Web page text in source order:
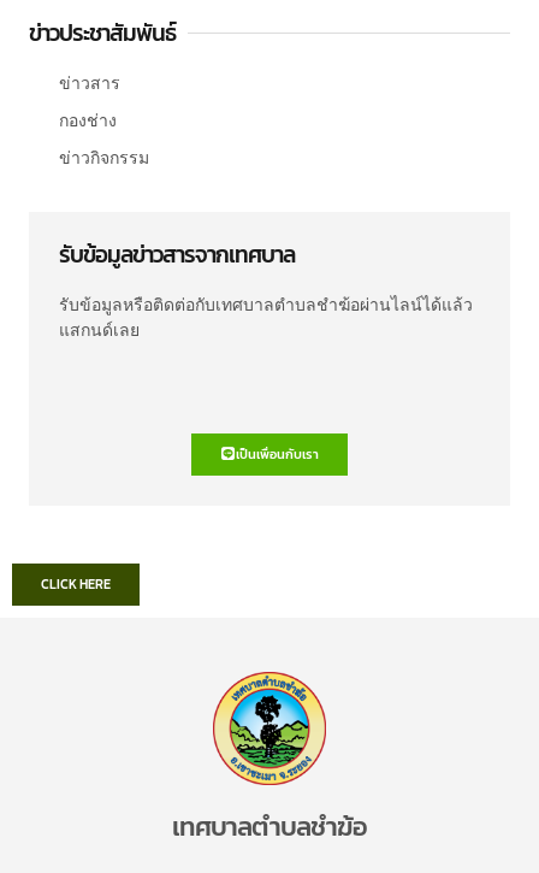
ข่าวประชาสัมพันธ์
ข่าวสาร
กองช่าง
ข่าวกิจกรรม
รับข้อมูลข่าวสารจากเทศบาล
รับข้อมูลหรือติดต่อกับเทศบาลตำบลชำฆ้อผ่านไลน์ได้แล้ว
แสกนด์เลย
เป็นเพื่อนกับเรา
CLICK HERE
เทศบาลตำบลชำฆ้อ